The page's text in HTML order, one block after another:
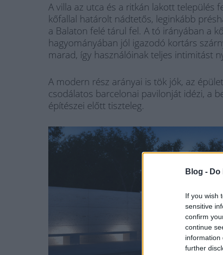
Blog -
If you wish
sensitive
confirm
continue
information
further
A villa az utca és a ritkán lakott település
kőfallal határolt nádtetős, leginkább
a Balaton felé tárul fel. A tó irányában a
hagyományában jól igazodó kortárs
marad, így használóinak teljes intimitást
A modern rész arányai is tök jók, az
csodálatos barcelonai pavilonját idézi, a
építészei előtt tiszteleg.